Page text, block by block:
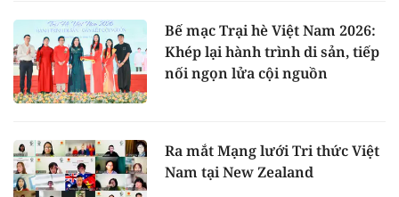
Bế mạc Trại hè Việt Nam 2026:
Khép lại hành trình di sản, tiếp
nối ngọn lửa cội nguồn
Ra mắt Mạng lưới Tri thức Việt
Nam tại New Zealand